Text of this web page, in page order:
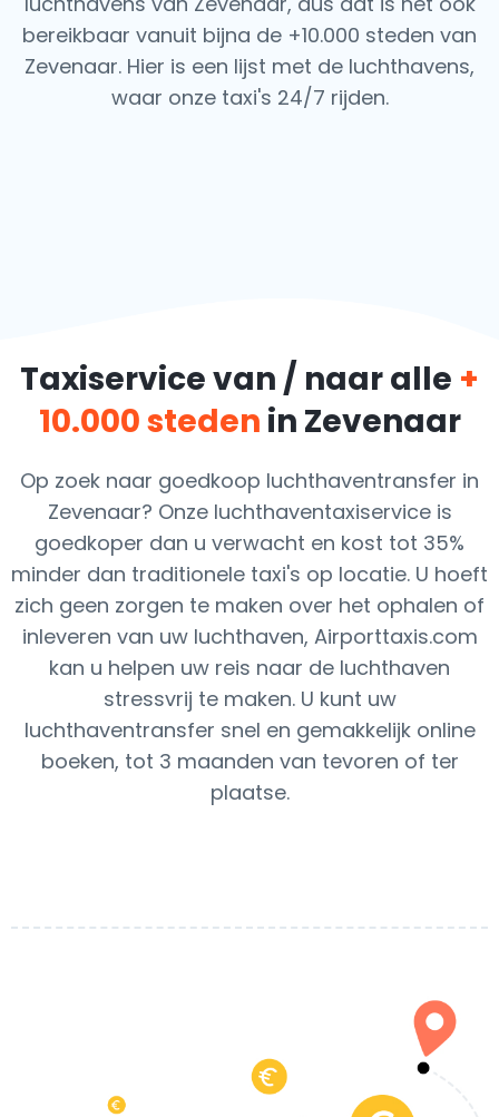
bereikbaar vanuit bijna de +10.000 steden van
Zevenaar. Hier is een lijst met de luchthavens,
waar onze taxi's 24/7 rijden.
Taxiservice van / naar alle +
10.000 steden in Zevenaar
Op zoek naar goedkoop luchthaventransfer in
Zevenaar? Onze luchthaventaxiservice is
goedkoper dan u verwacht en kost tot 35%
minder dan traditionele taxi's op locatie. U hoeft
zich geen zorgen te maken over het ophalen of
inleveren van uw luchthaven, Airporttaxis.com
kan u helpen uw reis naar de luchthaven
stressvrij te maken. U kunt uw
luchthaventransfer snel en gemakkelijk online
boeken, tot 3 maanden van tevoren of ter
plaatse.